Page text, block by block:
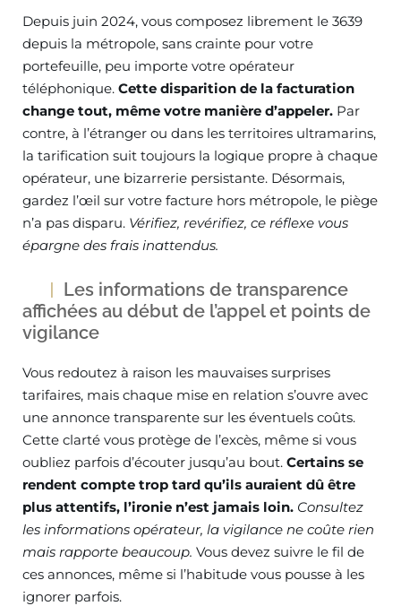
Depuis juin 2024, vous composez librement le 3639
depuis la métropole, sans crainte pour votre
portefeuille, peu importe votre opérateur
téléphonique. Cette disparition de la facturation
change tout, même votre manière d’appeler. Par
contre, à l’étranger ou dans les territoires ultramarins,
la tarification suit toujours la logique propre à chaque
opérateur, une bizarrerie persistante. Désormais,
gardez l’œil sur votre facture hors métropole, le piège
n’a pas disparu. Vérifiez, revérifiez, ce réflexe vous
épargne des frais inattendus.
Les informations de transparence
affichées au début de l’appel et points de
vigilance
Vous redoutez à raison les mauvaises surprises
tarifaires, mais chaque mise en relation s’ouvre avec
une annonce transparente sur les éventuels coûts.
Cette clarté vous protège de l’excès, même si vous
oubliez parfois d’écouter jusqu’au bout. Certains se
rendent compte trop tard qu’ils auraient dû être
plus attentifs, l’ironie n’est jamais loin. Consultez
les informations opérateur, la vigilance ne coûte rien
mais rapporte beaucoup. Vous devez suivre le fil de
ces annonces, même si l’habitude vous pousse à les
ignorer parfois.